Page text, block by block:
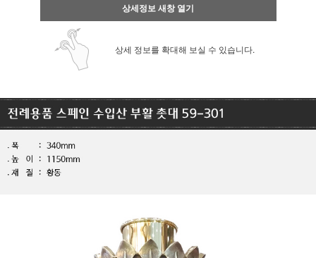
상세정보 새창 열기
상세 정보를 확대해 보실 수 있습니다.